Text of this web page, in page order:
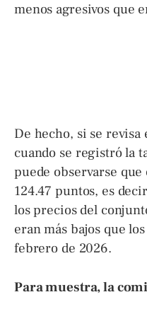
menos agresivos que
De hecho, si se
cuando se registró la
puede observarse
124.47 puntos, es
los precios del
eran más bajos que
febrero de 2026.
Para muestra, la